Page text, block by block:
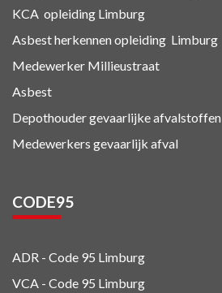
KCA opleiding Limburg
Asbest herkennenopleiding Limburg
Medewerker Millieustraat
Asbest
Depothouder gevaarlijke afvalstoffen
Medewerkers gevaarlijk afval
CODE95
ADR - Code 95 Limburg
VCA - Code 95 Limburg